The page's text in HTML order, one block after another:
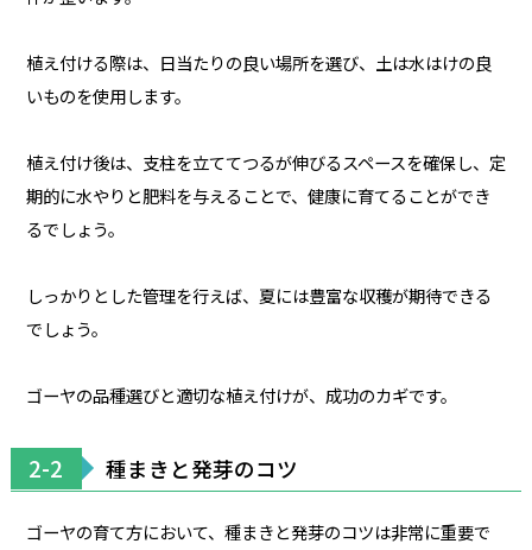
植え付ける際は、日当たりの良い場所を選び、土は水はけの良
いものを使用します。
植え付け後は、支柱を立ててつるが伸びるスペースを確保し、定
期的に水やりと肥料を与えることで、健康に育てることができ
るでしょう。
しっかりとした管理を行えば、夏には豊富な収穫が期待できる
でしょう。
ゴーヤの品種選びと適切な植え付けが、成功のカギです。
2-2 種まきと発芽のコツ
ゴーヤの育て方において、種まきと発芽のコツは非常に重要で